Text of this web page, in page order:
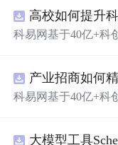
高校如何提升
科易网基于40亿+科
新领域的AI+数智化
智能化发展。
科易网基于40亿+科
新领域的AI+数智化